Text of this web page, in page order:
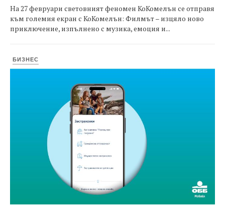
На 27 февруари световният феномен КоКомелън се отправя
към големия екран с КоКомелън: Филмът – изцяло ново
приключение, изпълнено с музика, емоция и...
БИЗНЕС